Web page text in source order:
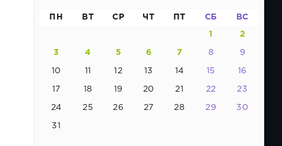
ПН ВТ СР ЧТ ПТ СБ ВС
1 2
3 4 5 6 7 8 9
10 11 12 13 14 15 16
17 18 19 20 21 22 23
24 25 26 27 28 29 30
31